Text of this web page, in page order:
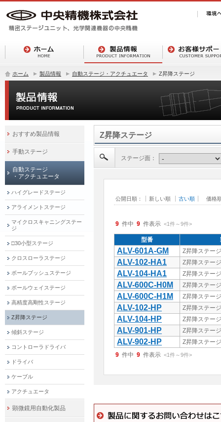
ホーム 製品情報 自動ステージ・アクチュエータ Z昇降ステージ
Z昇降ステージ
ステージ面：
公開日順： 新しい順 古い順 価格
9 件中 9 件表示 <1件～9件>
型番
ALV-601A-GM Z昇降ステージ
ALV-102-HA1 Z昇降ステージ
ALV-104-HA1 Z昇降ステージ
ALV-600C-H0M Z昇降ステー
ALV-600C-H1M Z昇降ステー
ALV-102-HP Z昇降ステージ
ALV-104-HP Z昇降ステージ
ALV-901-HP Z昇降ステージ
ALV-902-HP
Z昇降ステージ
9 件中 9 件表示 <1件～9件>
おすすめ製品情報
手動ステージ
自動ステージ
・アクチュエータ
ハイグレードステージ
アライメントステージ
マイクロスキャニングステー
ジ
□30小型ステージ
クロスローラステージ
ボールブッシュステージ
ボールウェイステージ
高精度高剛性ステージ
Z昇降ステージ
傾斜ステージ
コントローラドライバ
ドライバ
ケーブル
アクチュエータ
顕微鏡用自動化製品